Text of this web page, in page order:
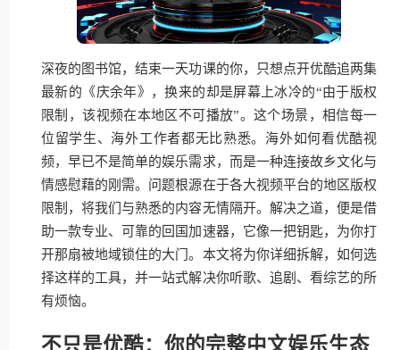
深夜的图书馆，结束一天功课的你，只想点开优酷追两集
最新的《庆余年》，换来的却是屏幕上冰冷的“由于版权
限制，该视频在本地区不可播放”。这个场景，相信每一
位留学生、海外工作者都无比熟悉。海外如何看优酷视
频，早已不是简单的娱乐需求，而是一种连接故乡文化与
情感慰藉的刚需。问题根源在于各大视频平台的地区版权
限制，将我们与熟悉的内容无情隔开。解决之道，便是借
助一款专业、可靠的回国加速器，它像一把钥匙，为你打
开那扇被地域锁住的大门。本文将为你详细拆解，如何选
择这样的工具，并一站式解决你听歌、追剧、看综艺的所
有烦恼。
不只是优酷：你的完整中文娱乐生态